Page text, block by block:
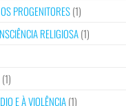
PROGENITORES(1)
RELIGIOSA(1)
(1)
E À VIOLÊNCIA(1)